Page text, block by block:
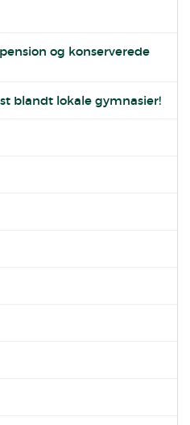
og konserverede
blandt lokale gymnasier!